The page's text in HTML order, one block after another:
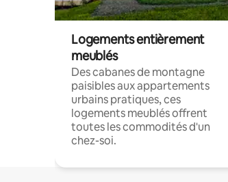
Logements entièrement
meublés
Des cabanes de montagne
paisibles aux appartements
urbains pratiques, ces
logements meublés offrent
toutes les commodités d'un
chez-soi.